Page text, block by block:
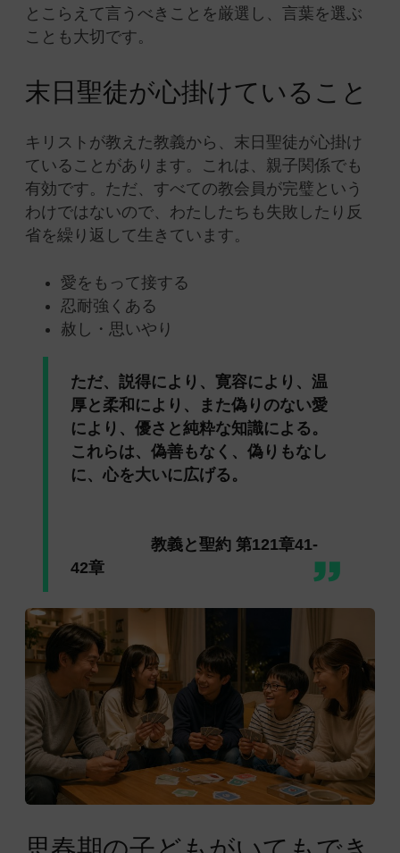
とこらえて言うべきことを厳選し、言葉を選ぶ
ことも大切です。
末日聖徒が心掛けていること
キリストが教えた教義から、末日聖徒が心掛け
ていることがあります。これは、親子関係でも
有効です。ただ、すべての教会員が完璧という
わけではないので、わたしたちも失敗したり反
省を繰り返して生きています。
愛をもって接する
忍耐強くある
赦し・思いやり
ただ、説得により、寛容により、温
厚と柔和により、また偽りのない愛
により、優さと純粋な知識による。
これらは、偽善もなく、偽りもなし
に、心を大いに広げる。
教義と聖約 第121章41-
42章